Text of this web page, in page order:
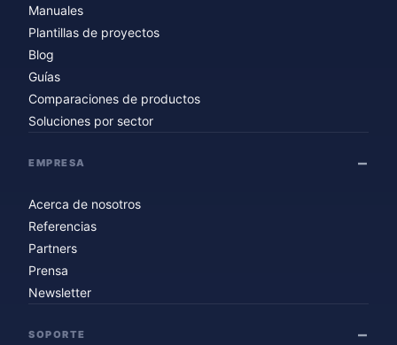
Manuales
Plantillas de proyectos
Blog
Guías
Comparaciones de productos
Soluciones por sector
EMPRESA
Acerca de nosotros
Referencias
Partners
Prensa
Newsletter
SOPORTE